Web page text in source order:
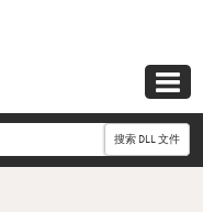

搜索 DLL 文件